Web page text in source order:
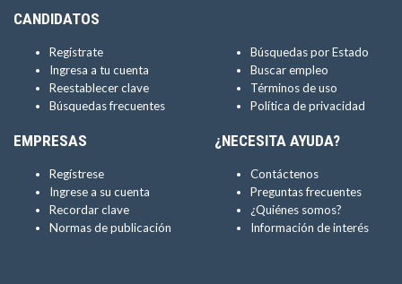
CANDIDATOS
Regístrate
Ingresa a tu cuenta
Reestablecer clave
Búsquedas frecuentes
Búsquedas por Estado
Buscar empleo
Términos de uso
Política de privacidad
EMPRESAS
Regístrese
Ingrese a su cuenta
Recordar clave
Normas de publicación
¿NECESITA AYUDA?
Contáctenos
Preguntas frecuentes
¿Quiénes somos?
Información de interés